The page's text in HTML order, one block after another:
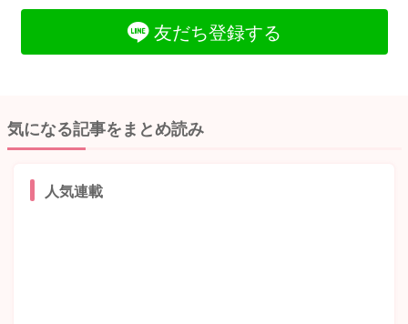
友だち登録する
気になる記事をまとめ読み
人気連載